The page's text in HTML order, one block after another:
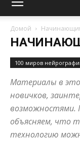
Домой
100 миров
Материалы в
новичков,
объясняем, что
технологию